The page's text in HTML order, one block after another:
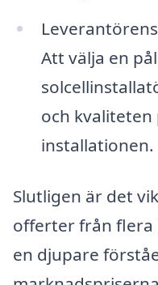
Att välja en
och kvaliteten
installationen.
Slutligen är det
offerter från flera
en djupare